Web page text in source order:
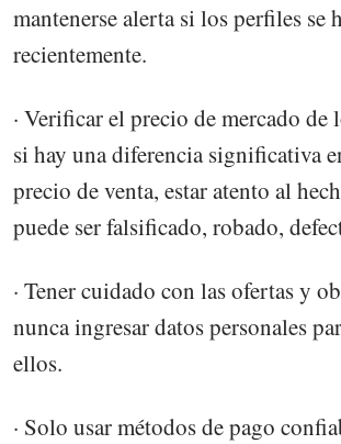
mantenerse alerta si los perfiles se
recientemente.
· Verificar el precio de mercado de
si hay una diferencia significativa
precio de venta, estar atento al
puede ser falsificado, robado,
· Tener cuidado con las ofertas y
nunca ingresar datos personales
ellos.
· Solo usar métodos de pago